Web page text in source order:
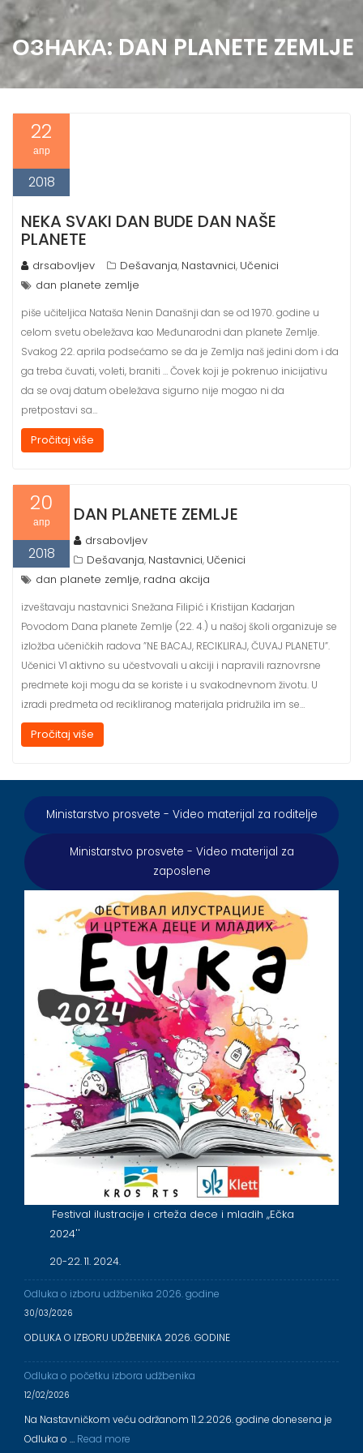
ОЗНАКА:DAN PLANETE ZEMLJE
22
апр
2018
NEKA SVAKI DAN BUDE DAN NAŠE
PLANETE
drsabovljev Dešavanja, Nastavnici, Učenici
dan planete zemlje
piše učiteljica Nataša Nenin Današnji dan se od 1970. godine u
celom svetu obeležava kao Međunarodni dan planete Zemlje.
Svakog 22. aprila podsećamo se da je Zemlja naš jedini dom i da
ga treba čuvati, voleti, braniti … Čovek koji je pokrenuo inicijativu
da se ovaj datum obeležava sigurno nije mogao ni da
pretpostavi sa…
Pročitaj više
20
апр
2018
DAN PLANETE ZEMLJE
drsabovljev
Dešavanja, Nastavnici, Učenici
dan planete zemlje, radna akcija
izveštavaju nastavnici Snežana Filipić i Kristijan Kadarjan
Povodom Dana planete Zemlje (22. 4.) u našoj školi organizuje se
izložba učeničkih radova ”NE BACAJ, RECIKLIRAJ, ČUVAJ PLANETU”.
Učenici V1 aktivno su učestvovali u akciji i napravili raznovrsne
predmete koji mogu da se koriste i u svakodnevnom životu. U
izradi predmeta od recikliranog materijala pridružila im se…
Pročitaj više
Ministarstvo prosvete - Video materijal za roditelje
Ministarstvo prosvete - Video materijal za
zaposlene
Festival ilustracije i crteža dece i mladih ,,Ečka
2024''
20-22. 11. 2024.
Odluka o izboru udžbenika 2026. godine
30/03/2026
ODLUKA O IZBORU UDŽBENIKA 2026. GODINE
Odluka o početku izbora udžbenika
12/02/2026
Na Nastavničkom veću održanom 11.2.2026. godine donesena je
Odluka o … Read more